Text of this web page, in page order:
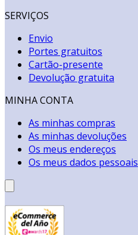
SERVIÇOS
Envio
Portes gratuitos
Cartão-presente
Devolução gratuita
MINHA CONTA
As minhas compras
As minhas devoluções
Os meus endereços
Os meus dados pessoais